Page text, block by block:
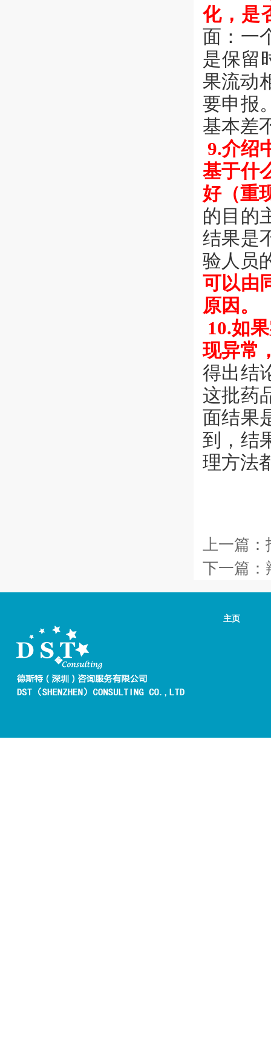
化，是
面：一
是保留
果流动
要申报
基本差
9.介绍
基于什
好（重
的目的
结果是
验人员
可以由
原因。
10.如
现异常
得出结
这批药
面结果
到，结
理方法
上一篇：
下一篇：
主页